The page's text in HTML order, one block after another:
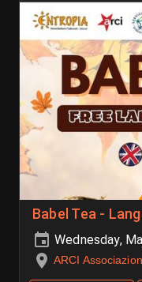
Babel Tea -
Wednesday,
ARCI